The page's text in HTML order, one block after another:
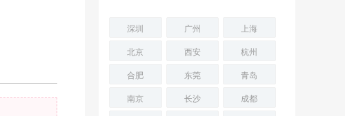
深圳 广州
上海
北京
西安
杭州
合肥
东莞
青岛
南京
长沙
成都